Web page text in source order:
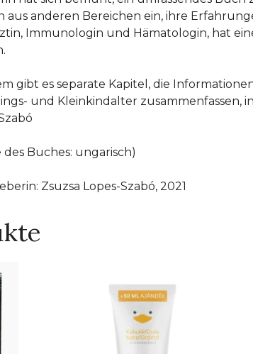
aus anderen Bereichen ein, ihre
Immunologin und Hämatologin, hat
gibt es separate Kapitel, die
und Kleinkindalter
des Buches: ungarisch)
Zsuzsa Lopes-Szabó, 2021